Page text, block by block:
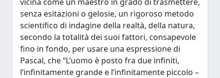
senza esitazioni o gelosie, un rigoroso metodo
scientifico di indagine della realtà, della natura,
secondo la totalità dei suoi fattori, consapevole
fino in fondo, per usare una espressione di
Pascal, che “L’uomo è posto fra due infiniti,
l’infinitamente grande e l’infinitamente piccolo –